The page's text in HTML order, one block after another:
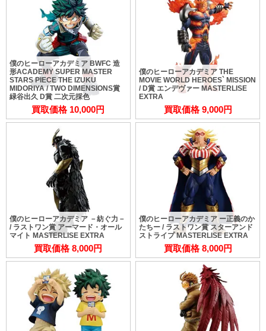
僕のヒーローアカデミア BWFC 造
形ACADEMY SUPER MASTER
STARS PIECE THE IZUKU
MIDORIYA / TWO DIMENSIONS賞
緑谷出久 D賞 二次元採色
買取価格 10,000円
僕のヒーローアカデミア THE
MOVIE WORLD HEROES` MISSION
/ D賞 エンデヴァー MASTERLISE
EXTRA
買取価格 9,000円
僕のヒーローアカデミア －紡ぐ力－
/ ラストワン賞 アーマード・オール
マイト MASTERLISE EXTRA
買取価格 8,000円
僕のヒーローアカデミア ー正義のか
たちー / ラストワン賞 スターアンド
ストライプ MASTERLISE EXTRA
買取価格 8,000円